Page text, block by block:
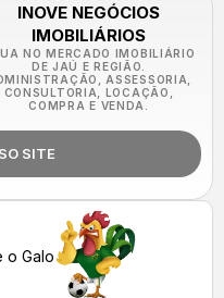
INOVE NEGÓCIOS
IMOBILIÁRIOS
NO MERCADO IMOBILIÁRIO
DE JAÚ E REGIÃO.
ASSESSORIA,
CONSULTORIA, LOCAÇÃO,
COMPRA E VENDA.
SITE
o Galo